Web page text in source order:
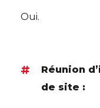
Oui.
Réunion
de site :